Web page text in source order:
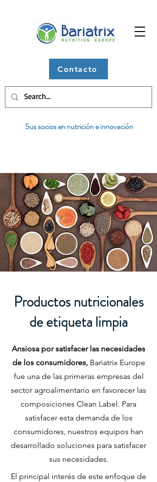
Contacto
Sus socios en nutrición e innovación
Productos nutricionales
de etiqueta limpia
Ansiosa por satisfacer las necesidades
de los consumidores,Bariatrix Europe
fue una de las primeras empresas del
sector agroalimentario en favorecer las
composiciones Clean Label. Para
satisfacer esta demanda de los
consumidores, nuestros equipos han
desarrollado soluciones para satisfacer
sus necesidades.
El principal interés de este enfoque de